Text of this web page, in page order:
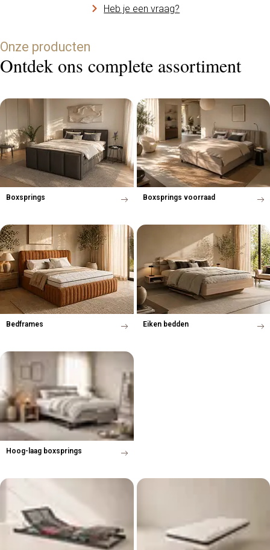
Heb je een vraag?
Onze producten
Ontdek ons complete assortiment
Boxsprings Boxsprings voorraad
Bedframes Eiken bedden
Hoog-laag boxsprings